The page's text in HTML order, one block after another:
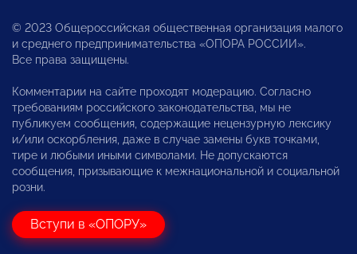
© 2023 Общероссийская общественная организация малого
и среднего предпринимательства «ОПОРА РОССИИ».
Все права защищены.
Комментарии на сайте проходят модерацию. Согласно
требованиям российского законодательства, мы не
публикуем сообщения, содержащие нецензурную лексику
и/или оскорбления, даже в случае замены букв точками,
тире и любыми иными символами. Не допускаются
сообщения, призывающие к межнациональной и социальной
розни.
Вступи в «ОПОРУ»